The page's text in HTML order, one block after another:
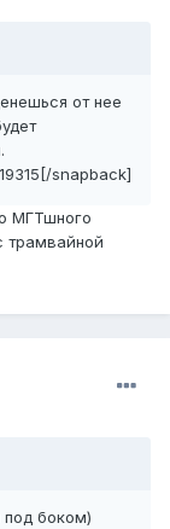
от нее
19315[/snapback]
МГТшного
трамвайной
под боком)